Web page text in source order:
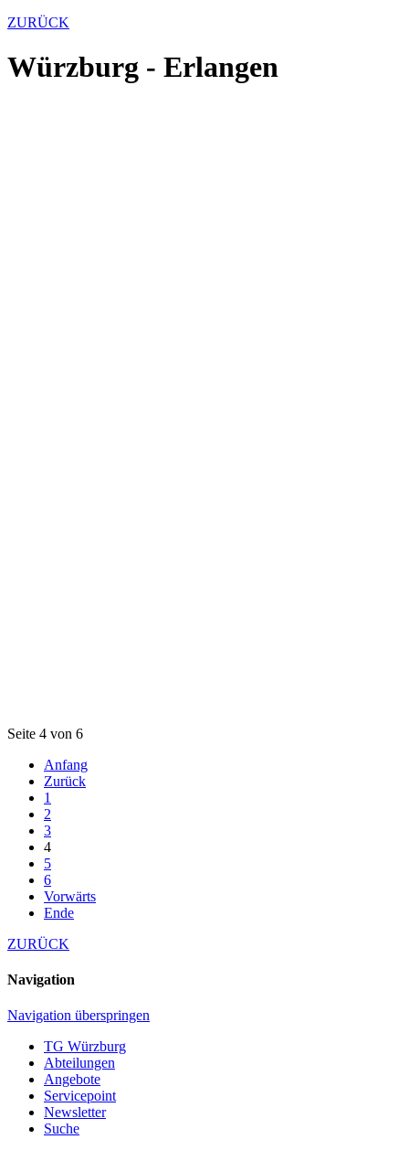
ZURÜCK
Würzburg - Erlangen
Seite 4 von 6
Anfang
Zurück
1
2
3
4
5
6
Vorwärts
Ende
ZURÜCK
Navigation
Navigation überspringen
TG Würzburg
Abteilungen
Angebote
Servicepoint
Newsletter
Suche